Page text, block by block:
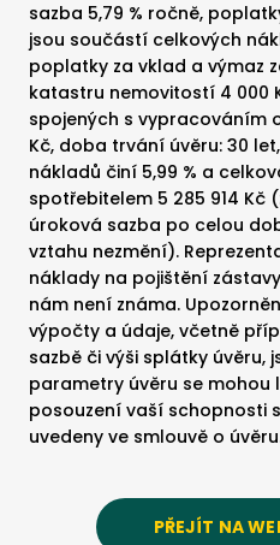
sazba 5,79 % ročně,
jsou součástí celkových
poplatky za vklad a výmaz
katastru nemovitostí 4 000
spojených s vypracováním
Kč, doba trvání úvěru: 30
nákladů činí 5,99 % a
spotřebitelem 5 285 914 Kč
úroková sazba po celou
vztahu nezmění).
náklady na pojištění
nám není známa.
výpočty a údaje, včetně
sazbě či výši splátky úvěru,
parametry úvěru se mohou
posouzení vaší schopnosti
uvedeny ve smlouvě o
PŘEJÍT NA